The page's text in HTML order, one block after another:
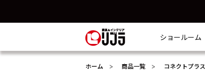
ショールーム
ホーム 商品一覧 コネクトプラス